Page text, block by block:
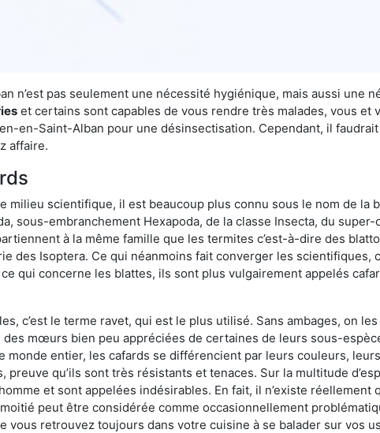
pas seulement une nécessité hygiénique, mais aussi une
et certains sont capables de vous rendre très malades, vous et
en-Saint-Alban pour une désinsectisation. Cependant, il
affaire.
milieu scientifique, il est beaucoup plus connu sous le nom de la
sous-embranchement Hexapoda, de la classe Insecta, du
à la même famille que les termites c’est-à-dire des
des Isoptera. Ce qui néanmoins fait converger les scientifiques,
qui concerne les blattes, ils sont plus vulgairement appelés
c’est le terme ravet, qui est le plus utilisé. Sans ambages, on
des mœurs bien peu appréciées de certaines de leurs sous-
entier, les cafards se différencient par leurs couleurs,
qu’ils sont très résistants et tenaces. Sur la multitude
et sont appelées indésirables. En fait, il n’existe réellement
peut être considérée comme occasionnellement
retrouvez toujours dans votre cuisine à se balader sur vos